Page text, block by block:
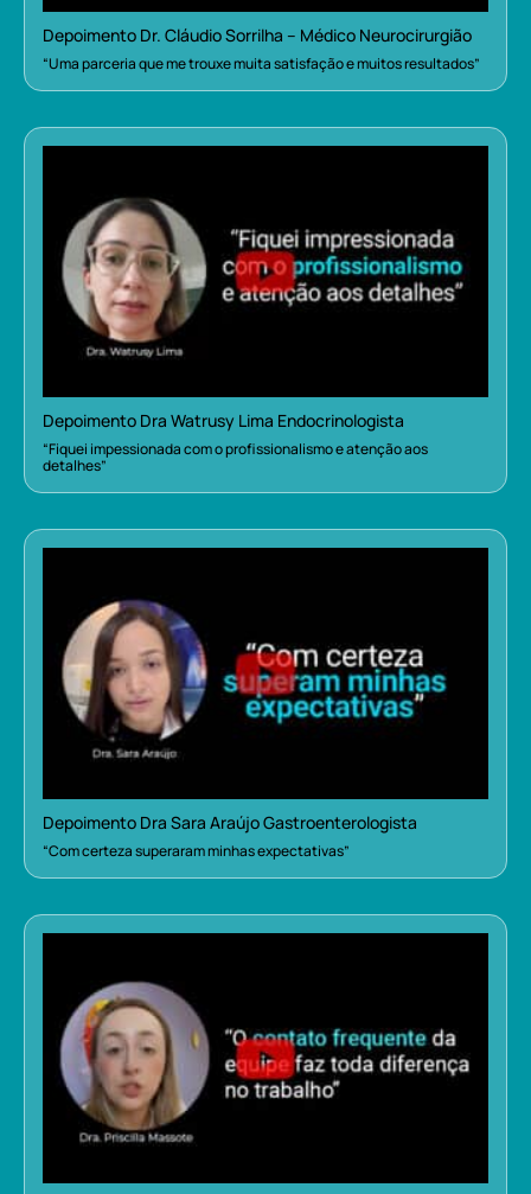
Depoimento Dr. Cláudio Sorrilha – Médico Neurocirurgião
“Uma parceria que me trouxe muita satisfação e muitos resultados”
Depoimento Dra Watrusy Lima Endocrinologista
“Fiquei impessionada com o profissionalismo e atenção aos
detalhes”
Depoimento Dra Sara Araújo Gastroenterologista
“Com certeza superaram minhas expectativas”